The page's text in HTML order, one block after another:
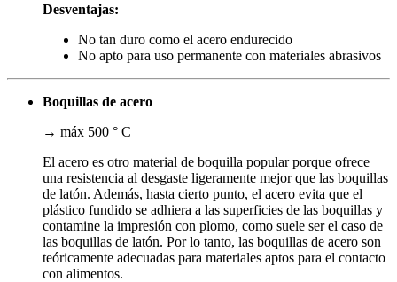
Desventajas:
No tan duro como el acero endurecido
No apto para uso permanente con materiales abrasivos
Boquillas de acero
→ máx 500 ° C
El acero es otro material de boquilla popular porque ofrece
una resistencia al desgaste ligeramente mejor que las boquillas
de latón. Además, hasta cierto punto, el acero evita que el
plástico fundido se adhiera a las superficies de las boquillas y
contamine la impresión con plomo, como suele ser el caso de
las boquillas de latón. Por lo tanto, las boquillas de acero son
teóricamente adecuadas para materiales aptos para el contacto
con alimentos.